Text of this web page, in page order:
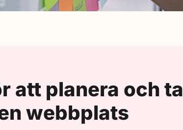
att planera och ta
webbplats